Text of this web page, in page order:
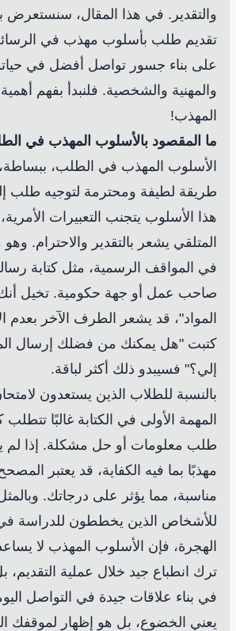
والتقدير. في هذا المقال، سنستعرض
تقديم طلب بأسلوب مهذب في
على بناء جسور تواصل أفضل في حياتك
والمهنية والشخصية. فلنبدأ بفهم
المهذب!
ما المقصود بالأسلوب المهذب في
الأسلوب المهذب في الطلب،
طريقة لطيفة ومحترمة لتوجيه طلب
هذا الأسلوب يتجنب التعبيرات
المتلقي يشعر بالتقدير والاحترام.
في المواقف الرسمية، مثل كتابة
صاحب عمل أو جهة حكومية. تخيل
المواد"، قد يشعر الطرف الآخر بعدم
كتبت "هل يمكنك من فضلك إرسال
إلي؟" فسيبدو ذلك أكثر لباقة.
بالنسبة للطلاب الذين يستعدون
المهمة الأولى في الكتابة غالبًا
طلب معلومات أو حل مشكلة. إذا لم
مهذبًا بما فيه الكفاية، قد يعتبر
مناسبة، مما يؤثر على درجاتك.
للأشخاص الذين يخططون للدراسة في
الهجرة، فإن الأسلوب المهذب لا
ترك انطباع جيد خلال عملية التقديم،
في بناء علاقات جيدة في التواصل
يعني الخضوع، بل هو إظهار لموقفك